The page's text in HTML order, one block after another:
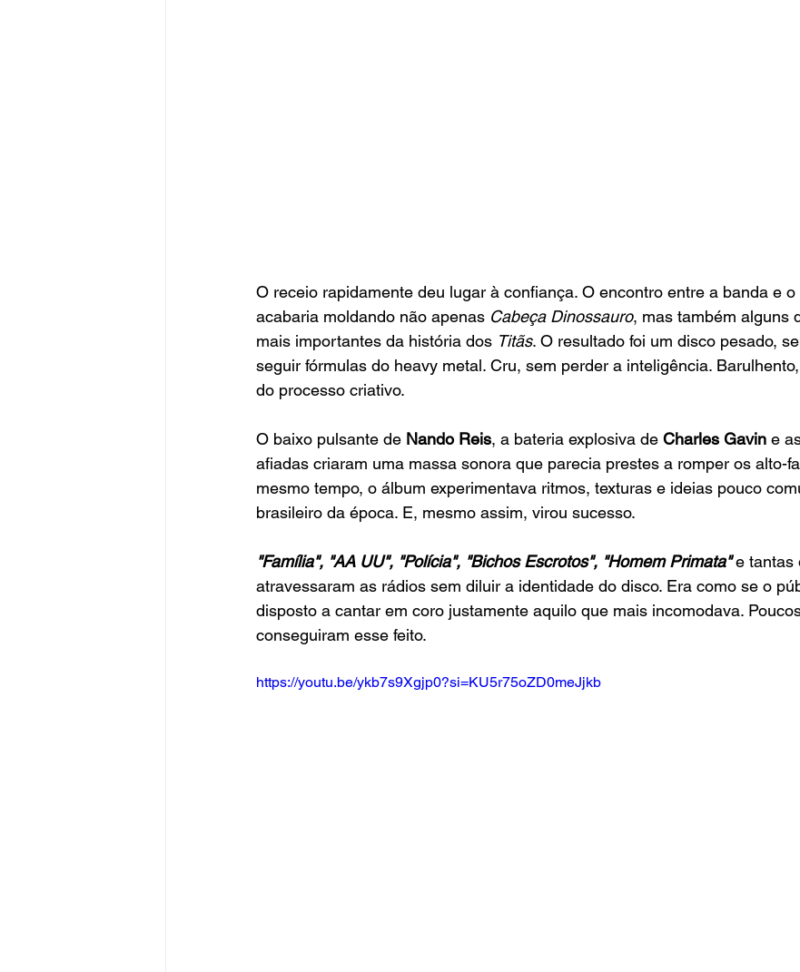
O receio rapidamente deu lugar à confiança. O encontro entre a banda e
acabaria moldando não apenas Cabeça Dinossauro, mas também alguns
mais importantes da história dos Titãs. O resultado foi um disco pesado,
seguir fórmulas do heavy metal. Cru, sem perder a inteligência.
do processo criativo.
O baixo pulsante de Nando Reis, a bateria explosiva de Charles Gavin e
afiadas criaram uma massa sonora que parecia prestes a romper os alto-
mesmo tempo, o álbum experimentava ritmos, texturas e ideias pouco
brasileiro da época. E, mesmo assim, virou sucesso.
"Família", "AA UU", "Polícia", "Bichos Escrotos", "Homem Primata" e tantas
atravessaram as rádios sem diluir a identidade do disco. Era como se o
disposto a cantar em coro justamente aquilo que mais incomodava.
conseguiram esse feito.
https://youtu.be/ykb7s9Xgjp0?si=KU5r75oZD0meJjkb